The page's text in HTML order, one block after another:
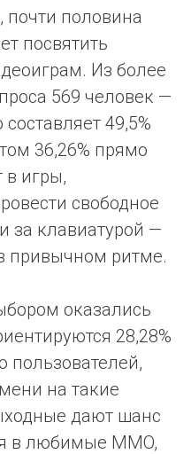
половина
посвятить
Из более
569 человек —
49,5%
36,26% прямо
в игры,
свободное
за клавиатурой —
привычном ритме.
оказались
28,28%
пользователей,
на такие
дают шанс
в любимые MMO,